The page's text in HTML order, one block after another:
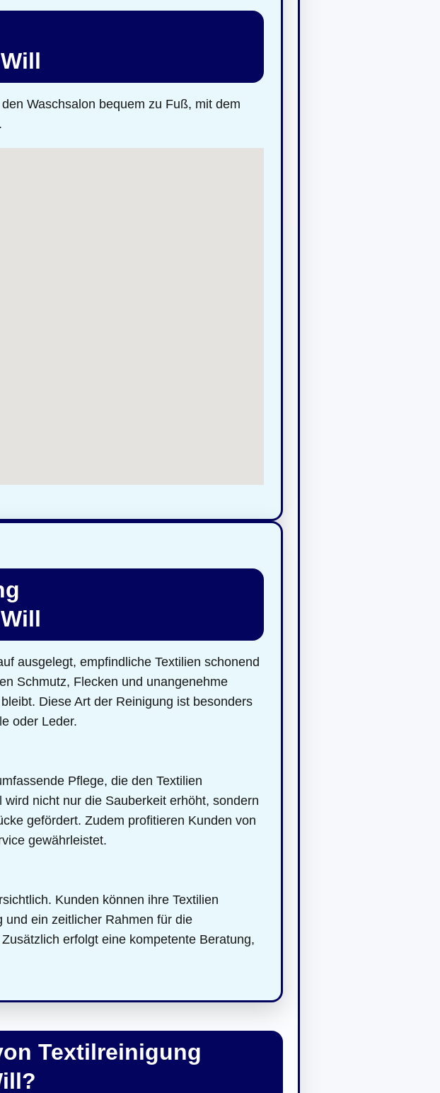
Waschsalon bequem zu Fuß, mit dem
ausgelegt, empfindliche Textilien schonend
Schmutz, Flecken und unangenehme
Diese Art der Reinigung ist besonders
oder Leder.
Pflege, die den Textilien
nicht nur die Sauberkeit erhöht, sondern
gefördert. Zudem profitieren Kunden von
gewährleistet.
Kunden können ihre Textilien
ein zeitlicher Rahmen für die
erfolgt eine kompetente Beratung,
Textilreinigung